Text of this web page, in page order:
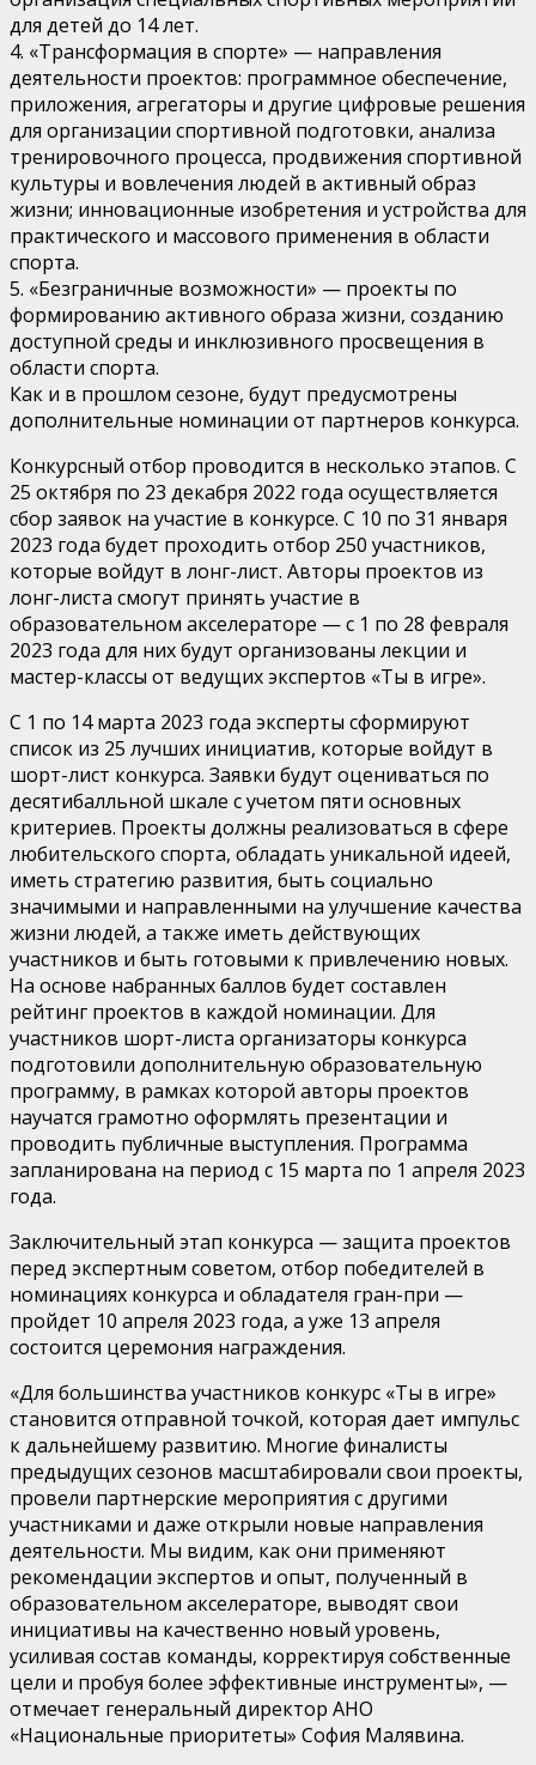
для детей до 14 лет.
4. «Трансформация в спорте» — направления
деятельности проектов: программное обеспечение,
приложения, агрегаторы и другие цифровые решения
для организации спортивной подготовки, анализа
тренировочного процесса, продвижения спортивной
культуры и вовлечения людей в активный образ
жизни; инновационные изобретения и устройства для
практического и массового применения в области
спорта.
5. «Безграничные возможности» — проекты по
формированию активного образа жизни, созданию
доступной среды и инклюзивного просвещения в
области спорта.
Как и в прошлом сезоне, будут предусмотрены
дополнительные номинации от партнеров конкурса.
Конкурсный отбор проводится в несколько этапов. С
25 октября по 23 декабря 2022 года осуществляется
сбор заявок на участие в конкурсе. С 10 по 31 января
2023 года будет проходить отбор 250 участников,
которые войдут в лонг-лист. Авторы проектов из
лонг-листа смогут принять участие в
образовательном акселераторе — с 1 по 28 февраля
2023 года для них будут организованы лекции и
мастер-классы от ведущих экспертов «Ты в игре».
С 1 по 14 марта 2023 года эксперты сформируют
список из 25 лучших инициатив, которые войдут в
шорт-лист конкурса. Заявки будут оцениваться по
десятибалльной шкале с учетом пяти основных
критериев. Проекты должны реализоваться в сфере
любительского спорта, обладать уникальной идеей,
иметь стратегию развития, быть социально
значимыми и направленными на улучшение качества
жизни людей, а также иметь действующих
участников и быть готовыми к привлечению новых.
На основе набранных баллов будет составлен
рейтинг проектов в каждой номинации. Для
участников шорт-листа организаторы конкурса
подготовили дополнительную образовательную
программу, в рамках которой авторы проектов
научатся грамотно оформлять презентации и
проводить публичные выступления. Программа
запланирована на период с 15 марта по 1 апреля 2023
года.
Заключительный этап конкурса — защита проектов
перед экспертным советом, отбор победителей в
номинациях конкурса и обладателя гран-при —
пройдет 10 апреля 2023 года, а уже 13 апреля
состоится церемония награждения.
«Для большинства участников конкурс «Ты в игре»
становится отправной точкой, которая дает импульс
к дальнейшему развитию. Многие финалисты
предыдущих сезонов масштабировали свои проекты,
провели партнерские мероприятия с другими
участниками и даже открыли новые направления
деятельности. Мы видим, как они применяют
рекомендации экспертов и опыт, полученный в
образовательном акселераторе, выводят свои
инициативы на качественно новый уровень,
усиливая состав команды, корректируя собственные
цели и пробуя более эффективные инструменты», —
отмечает генеральный директор АНО
«Национальные приоритеты» София Малявина.